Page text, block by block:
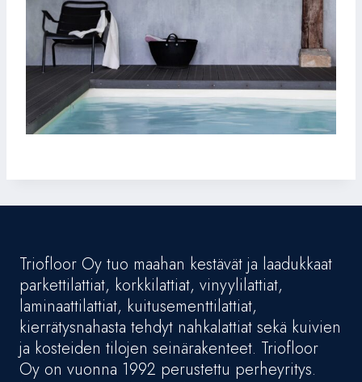
Triofloor Oy tuo maahan kestävät ja laadukkaat
parkettilattiat, korkkilattiat, vinyylilattiat,
laminaattilattiat, kuitusementtilattiat,
kierrätysnahasta tehdyt nahkalattiat sekä kuivien
ja kosteiden tilojen seinärakenteet. Triofloor
Oy on vuonna 1992 perustettu perheyritys.